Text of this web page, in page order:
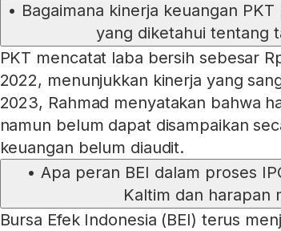
• Bagaimana kinerja keuangan
yang diketahui tentang
PKT mencatat laba bersih sebesar
2022, menunjukkan kinerja yang
2023, Rahmad menyatakan bahwa
namun belum dapat disampaikan
keuangan belum diaudit.
• Apa peran BEI dalam proses
Kaltim dan harapan
Bursa Efek Indonesia (BEI) terus